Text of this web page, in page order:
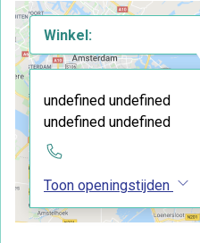
Winkel:
undefined undefined
undefined undefined
Toon openingstijden